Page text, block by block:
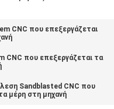
CNC που επεξεργάζεται
CNC που επεξεργάζεται τα
Sandblasted CNC που
μέρη στη μηχανή